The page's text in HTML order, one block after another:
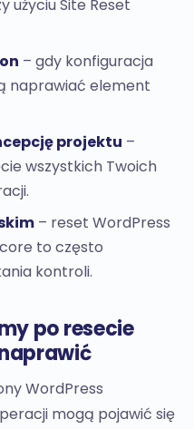
użyciu Site Reset
– gdy konfiguracja
naprawiać element
projektu –
wszystkich Twoich
– reset WordPress
to często
kontroli.
po resecie
WordPress
mogą pojawić się